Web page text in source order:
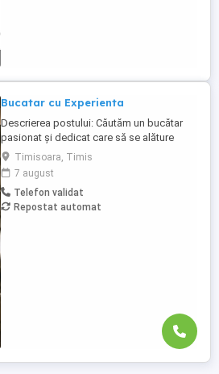
Bucatar cu Experienta
Descrierea postului: Căutăm un bucătar
pasionat și dedicat care să se alăture
echipei noastre. Persoana potrivită va fi
responsabilă de pregătirea preparatelor
conform meniului, respectarea
standardelor de calitate și igienă, precum
și contribuirea la menținerea unei
Timisoara, Timis
7 august
Telefon validat
Repostat automat